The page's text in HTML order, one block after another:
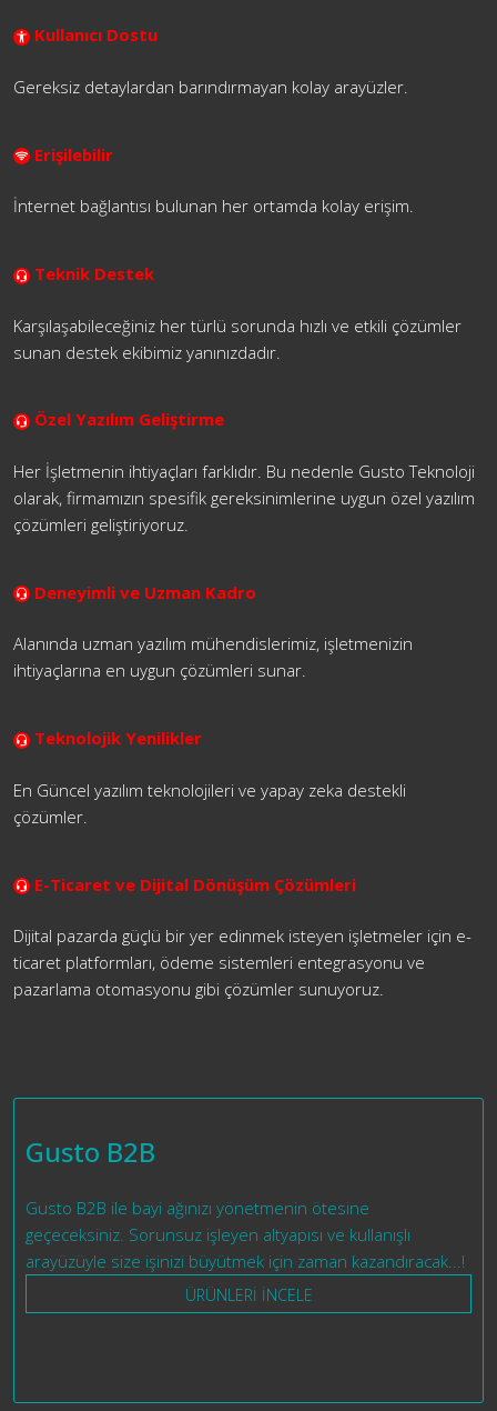
Kullanıcı Dostu
Gereksiz detaylardan barındırmayan kolay arayüzler.
Erişilebilir
İnternet bağlantısı bulunan her ortamda kolay erişim.
Teknik Destek
Karşılaşabileceğiniz her türlü sorunda hızlı ve etkili çözümler
sunan destek ekibimiz yanınızdadır.
Özel Yazılım Geliştirme
Her İşletmenin ihtiyaçları farklıdır. Bu nedenle Gusto Teknoloji
olarak, firmamızın spesifik gereksinimlerine uygun özel yazılım
çözümleri geliştiriyoruz.
Deneyimli ve Uzman Kadro
Alanında uzman yazılım mühendislerimiz, işletmenizin
ihtiyaçlarına en uygun çözümleri sunar.
Teknolojik Yenilikler
En Güncel yazılım teknolojileri ve yapay zeka destekli
çözümler.
E-Ticaret ve Dijital Dönüşüm Çözümleri
Dijital pazarda güçlü bir yer edinmek isteyen işletmeler için e-
ticaret platformları, ödeme sistemleri entegrasyonu ve
pazarlama otomasyonu gibi çözümler sunuyoruz.
Gusto B2B
Gusto B2B ile bayi ağınızı yönetmenin ötesine
geçeceksiniz. Sorunsuz işleyen altyapısı ve kullanışlı
arayüzüyle size işinizi büyütmek için zaman kazandıracak...!
ÜRÜNLERİ İNCELE